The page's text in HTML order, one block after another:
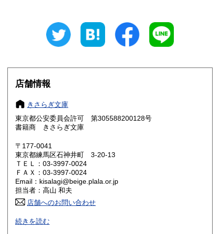
320円 三重県
大阪府
奈良県
鳥取県 320円 島根県
岡山県
山口県 320円
香川県 320円
高知県 320円
佐賀県
店舗情報
きさらぎ文庫
東京都公安委員会許可 第305588200128号
書籍商 きさらぎ文庫
〒177-0041
東京都練馬区石神井町 3-20-13
ＴＥＬ：03-3997-0024
ＦＡＸ：03-3997-0024
Email：kisalagi@beige.plala.or.jp
担当者：高山 和夫
店舗へのお問い合わせ
日本史・近現代史・人文社会科学全般の古書目録発行（休刊
中）。不在がちですのでご来店の場合は事前にご連絡くださ
続きを読む